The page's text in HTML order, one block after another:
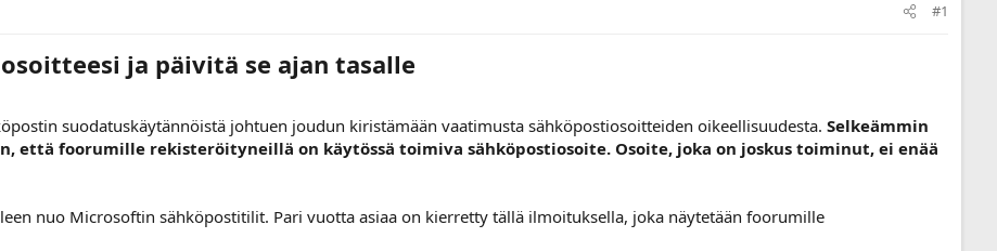
#1
ja päivitä se ajan tasalle​
suodatuskäytännöistä johtuen joudun kiristämään vaatimusta sähköpostiosoitteiden oikeellisuudesta. Selkeämmin
että foorumille rekisteröityneillä on käytössä toimiva sähköpostiosoite. Osoite, joka on joskus toiminut, ei enää
nuo Microsoftin sähköpostitilit. Pari vuotta asiaa on kierretty tällä ilmoituksella, joka näytetään foorumille